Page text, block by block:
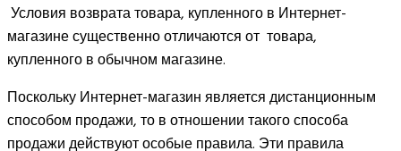
Условия возврата товара, купленного в Интернет-
магазине существенно отличаются от товара,
купленного в обычном магазине.
Поскольку Интернет-магазин является дистанционным
способом продажи, то в отношении такого способа
продажи действуют особые правила. Эти правила